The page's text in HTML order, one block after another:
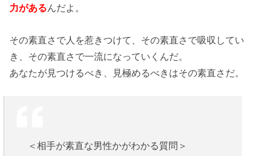
力があるんだよ。
その素直さで人を惹きつけて、その素直さで吸収してい
き、その素直さで一流になっていくんだ。
あなたが見つけるべき、見極めるべきはその素直さだ。
＜相手が素直な男性かがわかる質問＞